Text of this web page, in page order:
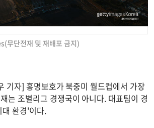
단전재 및 재배포 금지)
기자] 홍명보호가 북중미 월드컵에서 가장
는 조별리그 경쟁국이 아니다. 대표팀이 경
환경'이다.